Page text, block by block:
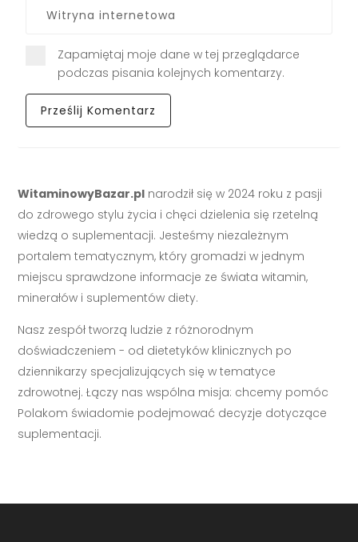
Zapamiętaj moje dane w tej przeglądarce
podczas pisania kolejnych komentarzy.
WitaminowyBazar.pl narodził się w 2024 roku z pasji
do zdrowego stylu życia i chęci dzielenia się rzetelną
wiedzą o suplementacji. Jesteśmy niezależnym
portalem tematycznym, który gromadzi w jednym
miejscu sprawdzone informacje ze świata witamin,
minerałów i suplementów diety.
Nasz zespół tworzą ludzie z różnorodnym
doświadczeniem - od dietetyków klinicznych po
dziennikarzy specjalizujących się w tematyce
zdrowotnej. Łączy nas wspólna misja: chcemy pomóc
Polakom świadomie podejmować decyzje dotyczące
suplementacji.